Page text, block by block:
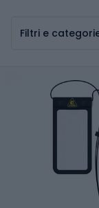
Filtri e